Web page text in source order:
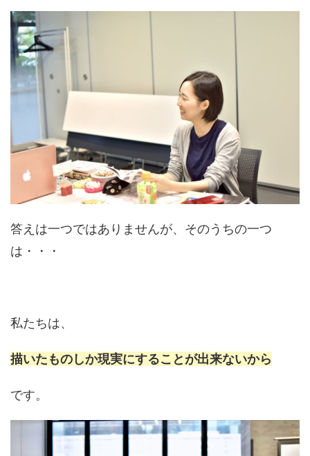
答えは一つではありませんが、そのうちの一つ
は・・・
私たちは、
描いたものしか現実にすることが出来ないから
です。